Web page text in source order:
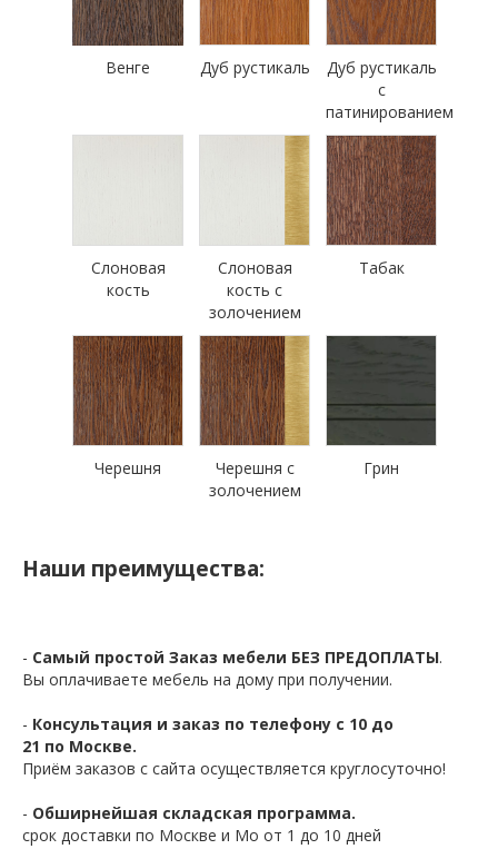
Венге Дуб рустикаль
Дуб рустикаль
с
патинированием
Слоновая
кость
Слоновая
кость с
золочением
Табак
Черешня
Черешня с
золочением
Грин
Наши преимущества:
- Самый простой Заказ мебели БЕЗ ПРЕДОПЛАТЫ.
Вы оплачиваете мебель на дому при получении.
- Консультация и заказ по телефону с 10 до
21 по Москве.
Приём заказов с сайта осуществляется круглосуточно!
- Обширнейшая складская программа.
срок доставки по Москве и Мо от 1 до 10 дней